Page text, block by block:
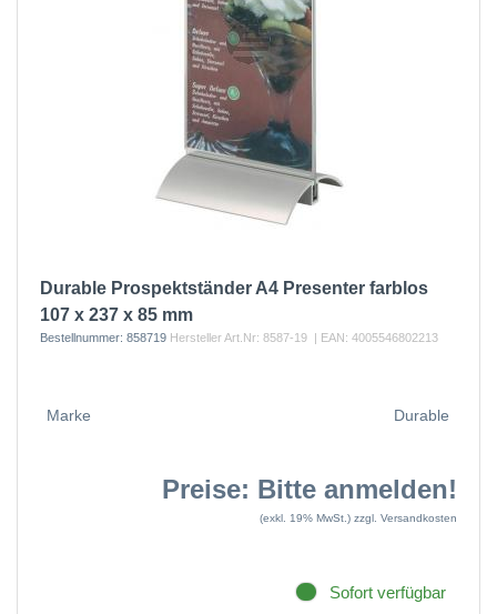
Durable Prospektständer A4 Presenter farblos
107 x 237 x 85 mm
Bestellnummer: 858719 Hersteller Art.Nr: 8587-19 | EAN: 4005546802213
Marke Durable
Preise: Bitte anmelden!
(exkl. 19% MwSt.) zzgl. Versandkosten
Sofort verfügbar